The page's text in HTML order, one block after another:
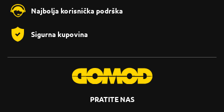
Najbolja korisnička podrška
Sigurna kupovina
PRATITE NAS